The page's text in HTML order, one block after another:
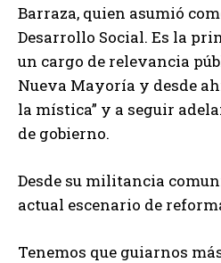
Barraza, quien asumió
Desarrollo Social. Es la
un cargo de relevancia
Nueva Mayoría y desde
la mística” y a seguir
de gobierno.
Desde su militancia
actual escenario de
Tenemos que guiarnos